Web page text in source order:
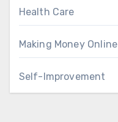
Health Care
Making Money Online
Self-Improvement